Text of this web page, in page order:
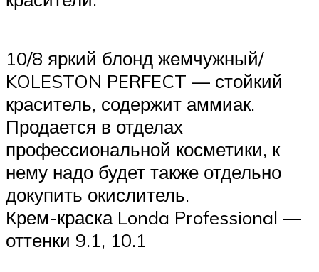
10/8 яркий блонд жемчужный/
KOLESTON PERFECT — стойкий
краситель, содержит аммиак.
Продается в отделах
профессиональной косметики, к
нему надо будет также отдельно
докупить окислитель.
Крем-краска Londa Professional —
оттенки 9.1, 10.1